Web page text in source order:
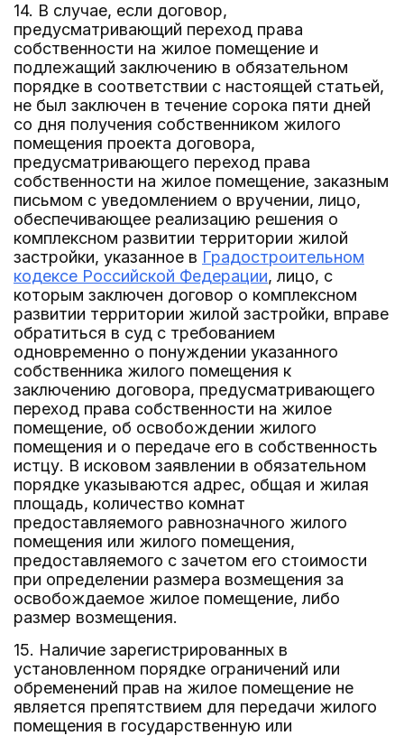
14. В случае, если договор,
предусматривающий переход права
собственности на жилое помещение и
подлежащий заключению в обязательном
порядке в соответствии с настоящей статьей,
не был заключен в течение сорока пяти дней
со дня получения собственником жилого
помещения проекта договора,
предусматривающего переход права
собственности на жилое помещение, заказным
письмом с уведомлением о вручении, лицо,
обеспечивающее реализацию решения о
комплексном развитии территории жилой
застройки, указанное в Градостроительном
кодексе Российской Федерации, лицо, с
которым заключен договор о комплексном
развитии территории жилой застройки, вправе
обратиться в суд с требованием
одновременно о понуждении указанного
собственника жилого помещения к
заключению договора, предусматривающего
переход права собственности на жилое
помещение, об освобождении жилого
помещения и о передаче его в собственность
истцу. В исковом заявлении в обязательном
порядке указываются адрес, общая и жилая
площадь, количество комнат
предоставляемого равнозначного жилого
помещения или жилого помещения,
предоставляемого с зачетом его стоимости
при определении размера возмещения за
освобождаемое жилое помещение, либо
размер возмещения.
15. Наличие зарегистрированных в
установленном порядке ограничений или
обременений прав на жилое помещение не
является препятствием для передачи жилого
помещения в государственную или